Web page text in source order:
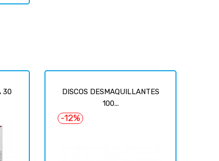
30
DISCOS DESMAQUILLANTES
100...
-12%